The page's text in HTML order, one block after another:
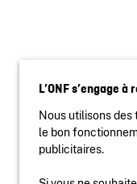
L’ONF s’engage
Nous utilisons des
le bon
publicitaires.